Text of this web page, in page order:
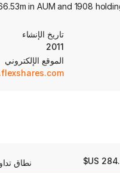
in AUM and 1908
تاريخ الإنشاء
2011
الموقع الإلكتروني
نطاق